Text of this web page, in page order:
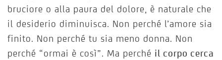
bruciore o alla paura del dolore, è naturale che
il desiderio diminuisca. Non perché l’amore sia
finito. Non perché tu sia meno donna. Non
perché “ormai è così”. Ma perché il corpo cerca